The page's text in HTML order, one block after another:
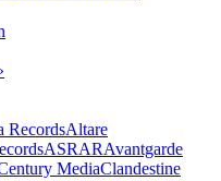
RecordsAltare
ASRARAvantgarde
MediaClandestine